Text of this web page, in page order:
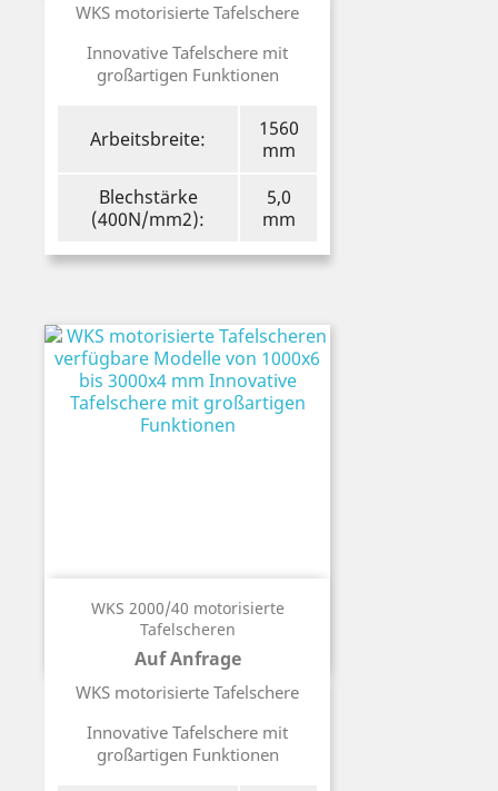
WKS motorisierte Tafelschere
Innovative Tafelschere mit
großartigen Funktionen
Arbeitsbreite:
1560
mm
Blechstärke
(400N/mm2):
5,0
mm
WKS 2000/40 motorisierte
Tafelscheren
Auf Anfrage
WKS motorisierte Tafelschere
Innovative Tafelschere mit
großartigen Funktionen